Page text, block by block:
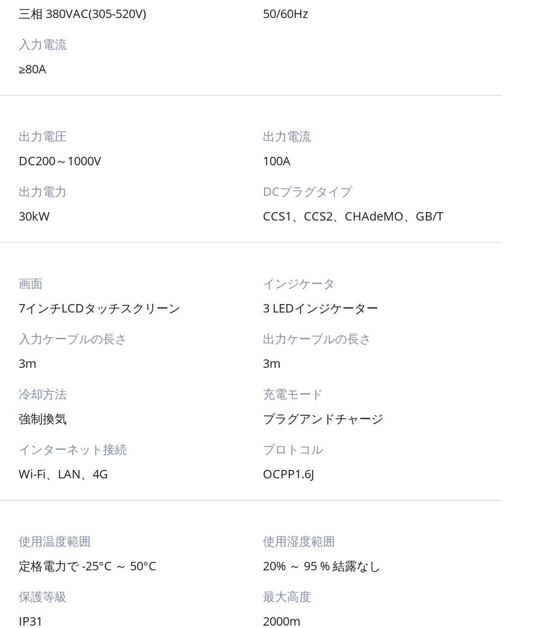
三相 380VAC(305-520V)
入力電流
≥80A
50/60Hz
出力電圧
DC200～1000V
出力電力
30kW
出力電流
100A
DCプラグタイプ
CCS1、CCS2、CHAdeMO、GB/T
画面
7インチLCDタッチスクリーン
入力ケーブルの長さ
3m
冷却方法
強制換気
インターネット接続
Wi-Fi、LAN、4G
インジケータ
3 LEDインジケーター
出力ケーブルの長さ
3m
充電モード
プラグアンドチャージ
プロトコル
OCPP1.6J
使用温度範囲
定格電力で -25°C ～ 50°C
保護等級
IP31
使用湿度範囲
20% ～ 95 % 結露なし
最大高度
2000m